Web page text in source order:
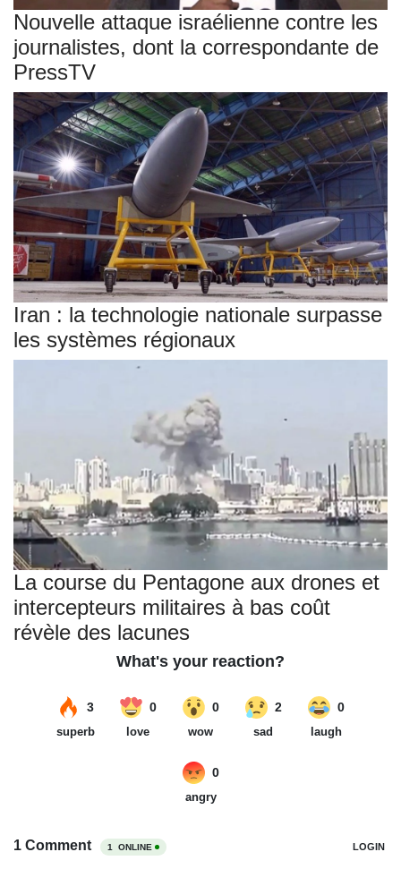
Nouvelle attaque israélienne contre les
journalistes, dont la correspondante de
PressTV
Iran : la technologie nationale surpasse
les systèmes régionaux
La course du Pentagone aux drones et
intercepteurs militaires à bas coût
révèle des lacunes